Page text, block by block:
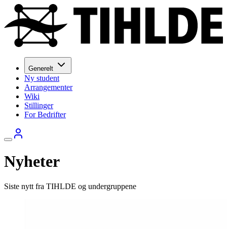
Generelt
Ny student
Arrangementer
Wiki
Stillinger
For Bedrifter
Nyheter
Siste nytt fra TIHLDE og undergruppene